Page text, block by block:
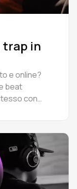
trap in
e online?
beat
con